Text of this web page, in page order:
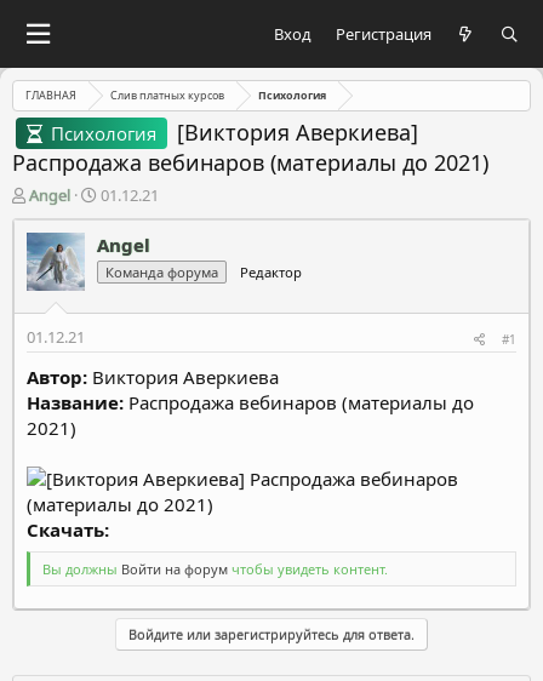
Вход Регистрация
ГЛАВНАЯ Слив платных курсов Психология
Психология
[Виктория Аверкиева]
Распродажа вебинаров (материалы до 2021)
А
в
т
о
р
м
ы
Angel
Д
а
т
а
н
а
л
а
01.12.21
Angel
Команда форума Редактор
01.12.21 #1
Автор: Виктория Аверкиева
Название: Распродажа вебинаров (материалы до
2021)
Скачать:​
Вы должны Войти на форум чтобы увидеть контент.
Войдите или зарегистрируйтесь для ответа.